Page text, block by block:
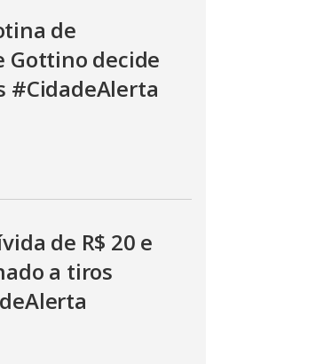
de
Gottino decide
#CidadeAlerta
de R$ 20 e
a tiros